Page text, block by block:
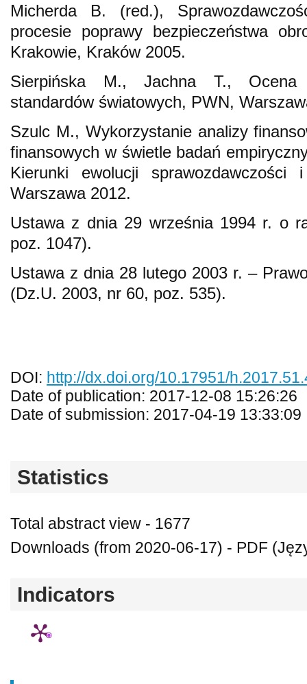
Micherda B. (red.),
procesie poprawy bezpieczeństwa
Krakowie, Kraków 2005.
Sierpińska M., Jachna T., Ocena
standardów światowych, PWN,
Szulc M., Wykorzystanie analizy
finansowych w świetle badań
Kierunki ewolucji
Warszawa 2012.
Ustawa z dnia 29 września 1994 r. o
poz. 1047).
Ustawa z dnia 28 lutego 2003 r. –
(Dz.U. 2003, nr 60, poz. 535).
DOI: http://dx.doi.org/10.17951/
Date of publication: 2017-12-08 15:26:26
Date of submission: 2017-04-19 13:33:09
Statistics
Total abstract view - 1677
Downloads (from 2020-06-17) - PDF
Indicators